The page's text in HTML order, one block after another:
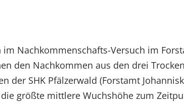
im Nachkommenschafts-Versuch im
den Nachkommen aus den drei
der SHK Pfälzerwald (Forstamt
größte mittlere Wuchshöhe zum